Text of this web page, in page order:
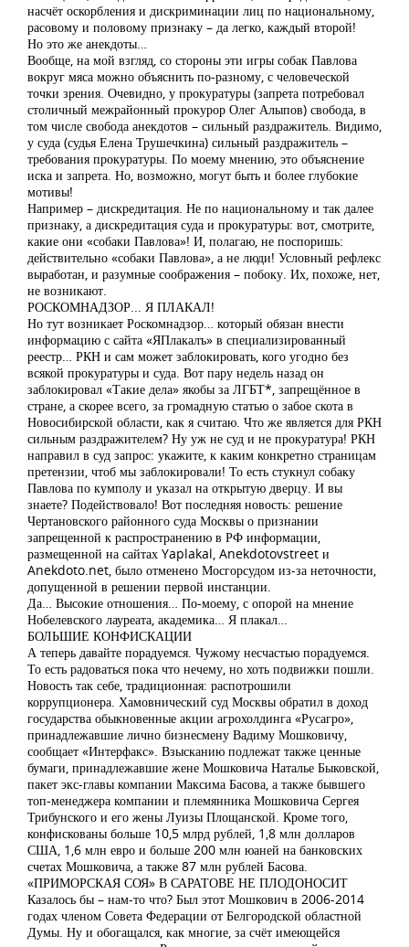
насчёт оскорбления и дискриминации лиц по национальному,
расовому и половому признаку – да легко, каждый второй!
Но это же анекдоты…
Вообще, на мой взгляд, со стороны эти игры собак Павлова
вокруг мяса можно объяснить по-разному, с человеческой
точки зрения. Очевидно, у прокуратуры (запрета потребовал
столичный межрайонный прокурор Олег Алыпов) свобода, в
том числе свобода анекдотов – сильный раздражитель. Видимо,
у суда (судья Елена Трушечкина) сильный раздражитель –
требования прокуратуры. По моему мнению, это объяснение
иска и запрета. Но, возможно, могут быть и более глубокие
мотивы!
Например – дискредитация. Не по национальному и так далее
признаку, а дискредитация суда и прокуратуры: вот, смотрите,
какие они «собаки Павлова»! И, полагаю, не поспоришь:
действительно «собаки Павлова», а не люди! Условный рефлекс
выработан, и разумные соображения – побоку. Их, похоже, нет,
не возникают.
РОСКОМНАДЗОР... Я ПЛАКАЛ!
Но тут возникает Роскомнадзор… который обязан внести
информацию с сайта «ЯПлакалъ» в специализированный
реестр… РКН и сам может заблокировать, кого угодно без
всякой прокуратуры и суда. Вот пару недель назад он
заблокировал «Такие дела» якобы за ЛГБТ*, запрещённое в
стране, а скорее всего, за громадную статью о забое скота в
Новосибирской области, как я считаю. Что же является для РКН
сильным раздражителем? Ну уж не суд и не прокуратура! РКН
направил в суд запрос: укажите, к каким конкретно страницам
претензии, чтоб мы заблокировали! То есть стукнул собаку
Павлова по кумполу и указал на открытую дверцу. И вы
знаете? Подействовало! Вот последняя новость: решение
Чертановского районного суда Москвы о признании
запрещенной к распространению в РФ информации,
размещенной на сайтах Yaplakal, Anekdotovstreet и
Anekdoto.net, было отменено Мосгорсудом из-за неточности,
допущенной в решении первой инстанции.
Да… Высокие отношения… По-моему, с опорой на мнение
Нобелевского лауреата, академика… Я плакал…
БОЛЬШИЕ КОНФИСКАЦИИ
А теперь давайте порадуемся. Чужому несчастью порадуемся.
То есть радоваться пока что нечему, но хоть подвижки пошли.
Новость так себе, традиционная: распотрошили
коррупционера. Хамовнический суд Москвы обратил в доход
государства обыкновенные акции агрохолдинга «Русагро»,
принадлежавшие лично бизнесмену Вадиму Мошковичу,
сообщает «Интерфакс». Взысканию подлежат также ценные
бумаги, принадлежавшие жене Мошковича Наталье Быковской,
пакет экс-главы компании Максима Басова, а также бывшего
топ-менеджера компании и племянника Мошковича Сергея
Трибунского и его жены Луизы Площанской. Кроме того,
конфискованы больше 10,5 млрд рублей, 1,8 млн долларов
США, 1,6 млн евро и больше 200 млн юаней на банковских
счетах Мошковича, а также 87 млн рублей Басова.
«ПРИМОРСКАЯ СОЯ» В САРАТОВЕ НЕ ПЛОДОНОСИТ
Казалось бы – нам-то что? Был этот Мошкович в 2006-2014
годах членом Совета Федерации от Белгородской областной
Думы. Ну и обогащался, как многие, за счёт имеющейся